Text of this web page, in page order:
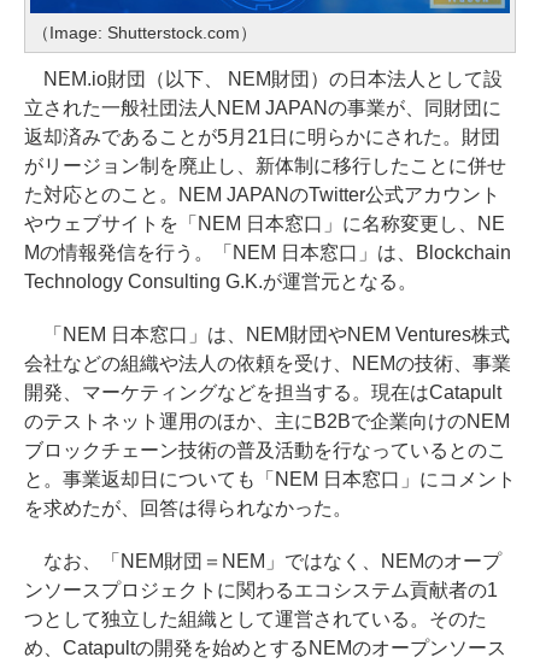
（Image: Shutterstock.com）
NEM.io財団（以下、 NEM財団）の日本法人として設
立された一般社団法人NEM JAPANの事業が、同財団に
返却済みであることが5月21日に明らかにされた。財団
がリージョン制を廃止し、新体制に移行したことに併せ
た対応とのこと。NEM JAPANのTwitter公式アカウント
やウェブサイトを「NEM 日本窓口」に名称変更し、NE
Mの情報発信を行う。「NEM 日本窓口」は、Blockchain
Technology Consulting G.K.が運営元となる。
「NEM 日本窓口」は、NEM財団やNEM Ventures株式
会社などの組織や法人の依頼を受け、NEMの技術、事業
開発、マーケティングなどを担当する。現在はCatapult
のテストネット運用のほか、主にB2Bで企業向けのNEM
ブロックチェーン技術の普及活動を行なっているとのこ
と。事業返却日についても「NEM 日本窓口」にコメント
を求めたが、回答は得られなかった。
なお、「NEM財団＝NEM」ではなく、NEMのオープ
ンソースプロジェクトに関わるエコシステム貢献者の1
つとして独立した組織として運営されている。そのた
め、Catapultの開発を始めとするNEMのオープンソース